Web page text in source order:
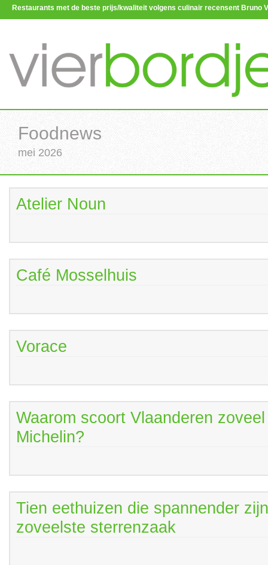
Restaurants met de beste prijs/kwaliteit volgens culinair recensent Bruno
Foodnews
mei 2026
Atelier Noun
Café Mosselhuis
Vorace
Waarom scoort Vlaanderen
Michelin?
Tien eethuizen die spannender
zoveelste sterrenzaak